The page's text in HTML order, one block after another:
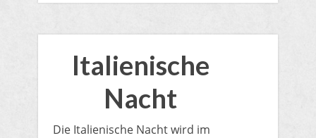
Italienische
Nacht
Die Italienische Nacht wird im